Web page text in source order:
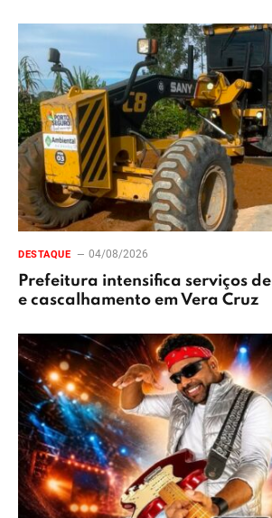
DESTAQUE 04/08/2026
Prefeitura intensifica serviços
e cascalhamento em Vera Cruz